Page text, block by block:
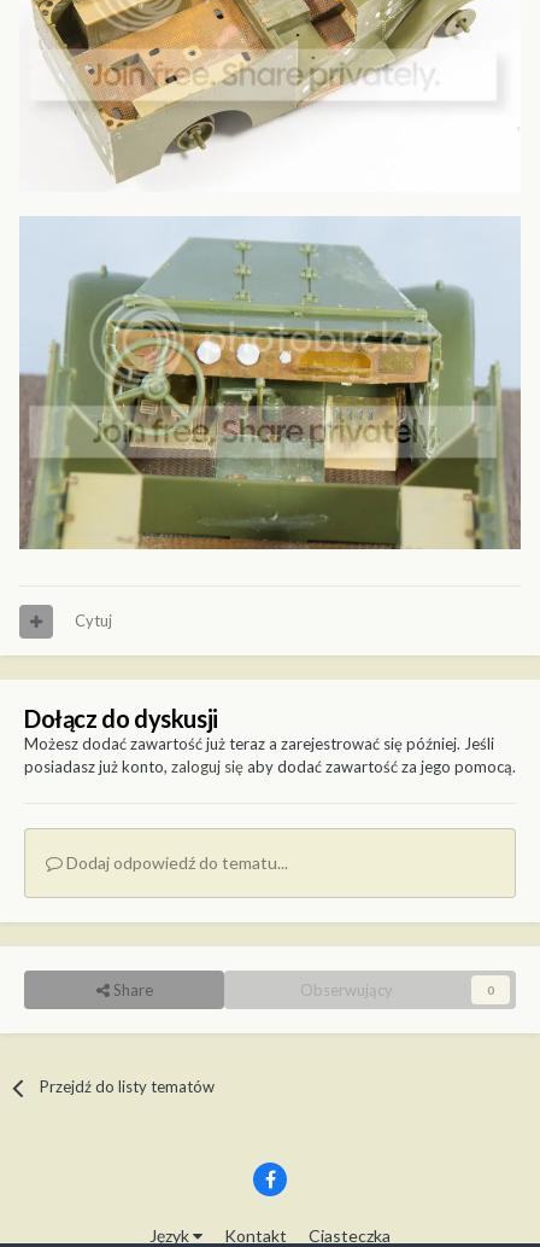
Cytuj
Dołącz do dyskusji
Możesz dodać zawartość już teraz a zarejestrować się później. Jeśli
posiadasz już konto, zaloguj sięaby dodać zawartość za jego pomocą.
Dodaj odpowiedź do tematu...
Share Obserwujący 0
Przejdź do listy tematów
Język Kontakt Ciasteczka